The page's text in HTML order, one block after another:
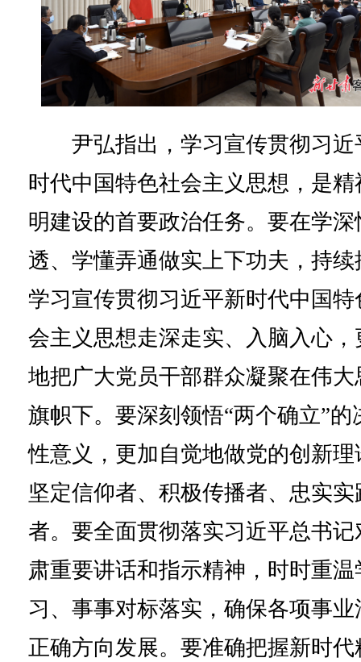
尹弘指出，学习宣传贯彻习近
时代中国特色社会主义思想，是精
明建设的首要政治任务。要在学深
透、学懂弄通做实上下功夫，持续
学习宣传贯彻习近平新时代中国特
会主义思想走深走实、入脑入心，
地把广大党员干部群众凝聚在伟大
旗帜下。要深刻领悟“两个确立”的
性意义，更加自觉地做党的创新理
坚定信仰者、积极传播者、忠实实
者。要全面贯彻落实习近平总书记
肃重要讲话和指示精神，时时重温
习、事事对标落实，确保各项事业
正确方向发展。要准确把握新时代